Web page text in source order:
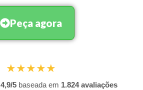
Peça agora
★★★★★
4,9/5 baseada em 1.824 avaliações